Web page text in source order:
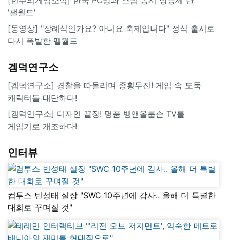
'팰월드'
[동영상] "장례식인가요? 아니요 축제입니다" 정식 출시로
다시 폭발한 팰월드
겜덕연구소
[겜덕연구소] 경찰을 따돌리며 종횡무진! 게임 속 도둑
캐릭터들 대단하다!
[겜덕연구소] 디자인 끝장! 명품 뱅앤올룹슨 TV를
게임기로 개조하다!
인터뷰
컴투스 빈성태 실장 "SWC 10주년에 감사.. 올해 더 특별한
대회로 꾸며질 것"